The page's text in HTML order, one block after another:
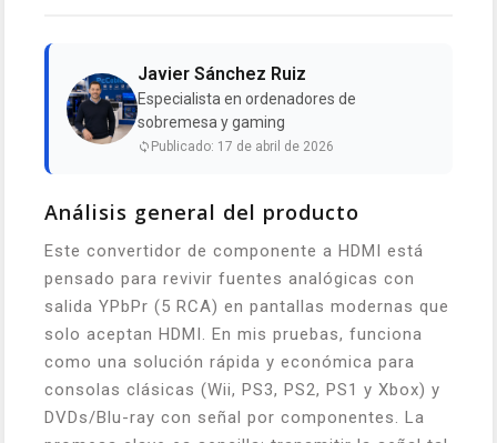
Javier Sánchez Ruiz
Especialista en ordenadores de
sobremesa y gaming
Publicado: 17 de abril de 2026
Análisis general del producto
Este convertidor de componente a HDMI está
pensado para revivir fuentes analógicas con
salida YPbPr (5 RCA) en pantallas modernas que
solo aceptan HDMI. En mis pruebas, funciona
como una solución rápida y económica para
consolas clásicas (Wii, PS3, PS2, PS1 y Xbox) y
DVDs/Blu-ray con señal por componentes. La